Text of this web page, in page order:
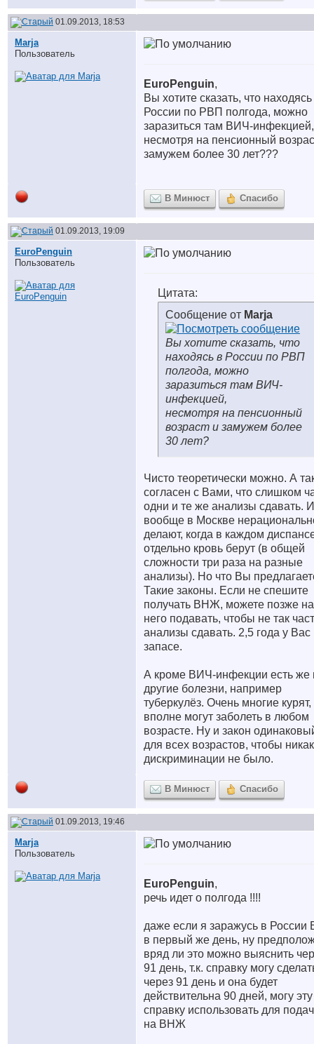
01.09.2013, 18:53
Marja
Пользователь
EuroPenguin,
Вы хотите сказать, что
России по РВП полгода, можно
заразиться там ВИЧ-инфекцией,
несмотря на пенсионный
замужем более 30 лет???
В Минюст Спасибо
01.09.2013, 19:09
EuroPenguin
Пользователь
Цитата:
Сообщение от Marja
Вы хотите сказать, что
находясь в России по РВП
полгода, можно
заразиться там ВИЧ-
инфекцией,
несмотря на пенсионный
возраст и замужем более
30 лет?
Чисто теоретически можно. А
согласен с Вами, что слишком
одни и те же анализы сдавать. И
вообще в Москве
делают, когда в каждом
отдельно кровь берут (в общей
сложности три раза на разные
анализы). Но что Вы
Такие законы. Если не спешите
получать ВНЖ, можете позже на
него подавать, чтобы не так
анализы сдавать. 2,5 года у Вас
запасе.
А кроме ВИЧ-инфекции есть же
другие болезни, например
туберкулёз. Очень многие курят,
вполне могут заболеть в любом
возрасте. Ну и закон
для всех возрастов, чтобы
дискриминации не было.
В Минюст Спасибо
01.09.2013, 19:46
Marja
Пользователь
EuroPenguin,
речь идет о полгода !!!!
даже если я заражусь в России
в первый же день, ну
вряд ли это можно выяснить
91 день, т.к. справку могу
через 91 день и она будет
действительна 90 дней, могу эту
справку использовать для
на ВНЖ